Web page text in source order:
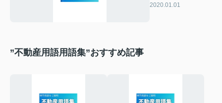
2020.01.01
”不動産用語用語集”おすすめ記事